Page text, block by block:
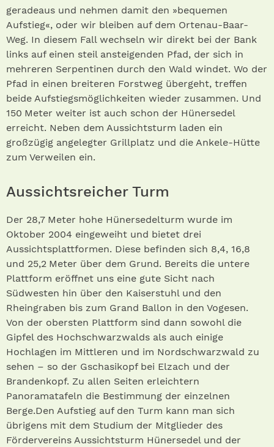
geradeaus und nehmen damit den »bequemen
Aufstieg«, oder wir bleiben auf dem Ortenau-Baar-
Weg. In diesem Fall wechseln wir direkt bei der Bank
links auf einen steil ansteigenden Pfad, der sich in
mehreren Serpentinen durch den Wald windet. Wo der
Pfad in einen breiteren Forstweg übergeht, treffen
beide Aufstiegsmöglichkeiten wieder zusammen. Und
150 Meter weiter ist auch schon der Hünersedel
erreicht. Neben dem Aussichtsturm laden ein
großzügig angelegter Grillplatz und die Ankele-Hütte
zum Verweilen ein.
Aussichtsreicher Turm
Der 28,7 Meter hohe Hünersedelturm wurde im
Oktober 2004 eingeweiht und bietet drei
Aussichtsplattformen. Diese befinden sich 8,4, 16,8
und 25,2 Meter über dem Grund. Bereits die untere
Plattform eröffnet uns eine gute Sicht nach
Südwesten hin über den Kaiserstuhl und den
Rheingraben bis zum Grand Ballon in den Vogesen.
Von der obersten Plattform sind dann sowohl die
Gipfel des Hochschwarzwalds als auch einige
Hochlagen im Mittleren und im Nordschwarzwald zu
sehen – so der Gschasikopf bei Elzach und der
Brandenkopf. Zu allen Seiten erleichtern
Panoramatafeln die Bestimmung der einzelnen
Berge.Den Aufstieg auf den Turm kann man sich
übrigens mit dem Studium der Mitglieder des
Fördervereins Aussichtsturm Hünersedel und der